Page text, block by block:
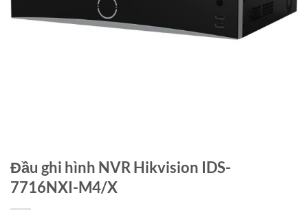
Đầu ghi hình NVR Hikvision IDS-
7716NXI-M4/X